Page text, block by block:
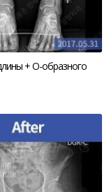
+ О-образного